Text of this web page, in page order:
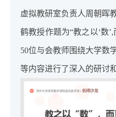
虚拟教研室负责人周朝晖
鹤教授作题为“教之以‘数
50位与会教师围绕大学数
等内容进行了深入的研讨